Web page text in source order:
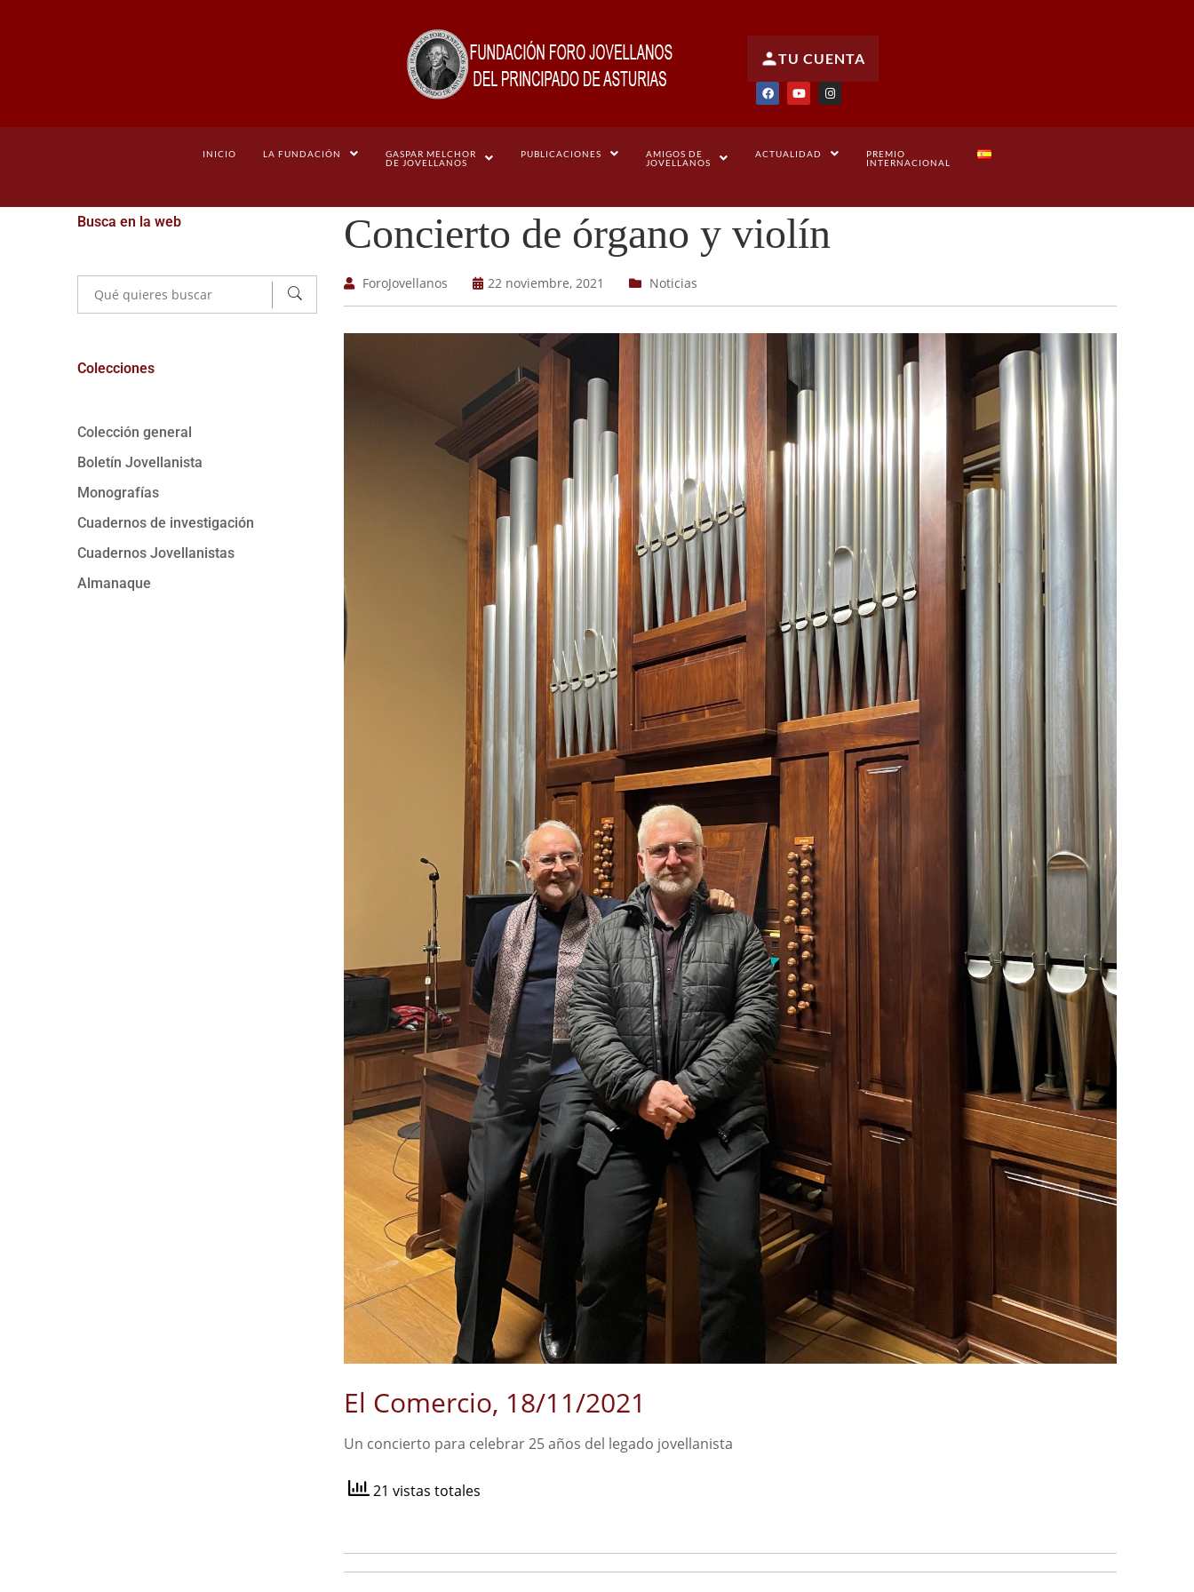
TU CUENTA
INICIO LA FUNDACIÓN
GASPAR MELCHOR
DE JOVELLANOS
PUBLICACIONES
AMIGOS DE
JOVELLANOS
ACTUALIDAD
PREMIO
INTERNACIONAL
Busca en la web
Colecciones
Colección general
Boletín Jovellanista
Monografías
Cuadernos de investigación
Cuadernos Jovellanistas
Almanaque
Concierto de órgano y violín
ForoJovellanos 22 noviembre, 2021 Noticias
El Comercio, 18/11/2021
Un concierto para celebrar 25 años del legado jovellanista
21 vistas totales